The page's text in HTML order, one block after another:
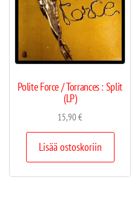
Polite Force / Torrances : Split
(LP)
15,90€
Lisää ostoskoriin